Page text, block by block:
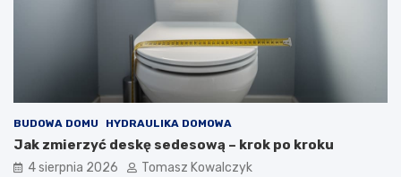
BUDOWA DOMU HYDRAULIKA DOMOWA
Jak zmierzyć deskę sedesową – krok po kroku
4 sierpnia 2026 Tomasz Kowalczyk